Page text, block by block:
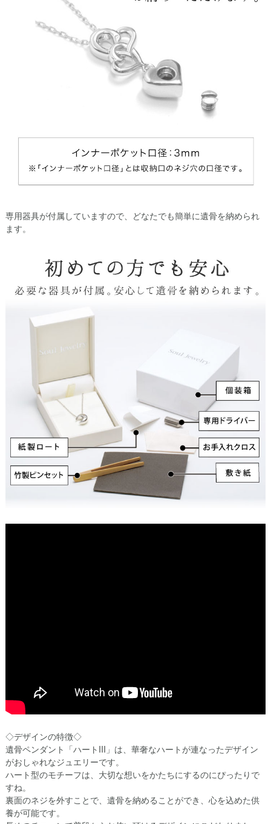
専用器具が付属していますので、どなたでも簡単に遺骨を納められ
ます。
◇デザインの特徴◇
遺骨ペンダント「ハートIII」は、華奢なハートが連なったデザイン
がおしゃれなジュエリーです。
ハート型のモチーフは、大切な想いをかたちにするのにぴったりで
すね。
裏面のネジを外すことで、遺骨を納めることができ、心を込めた供
養が可能です。